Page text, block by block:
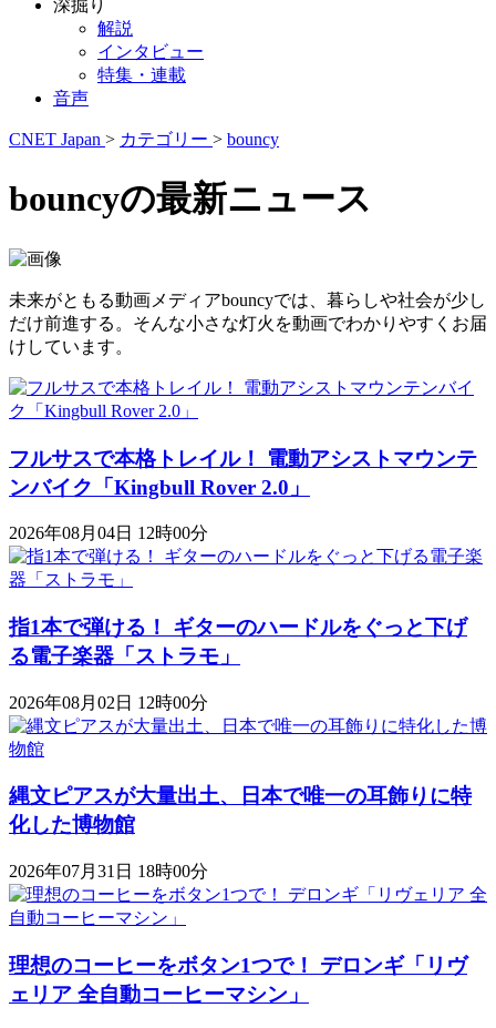
深掘り
解説
インタビュー
特集・連載
音声
CNET Japan > カテゴリー > bouncy
bouncyの最新ニュース
未来がともる動画メディアbouncyでは、暮らしや社会が少し
だけ前進する。そんな小さな灯火を動画でわかりやすくお届
けしています。
フルサスで本格トレイル！ 電動アシストマウンテ
ンバイク「Kingbull Rover 2.0」
2026年08月04日 12時00分
指1本で弾ける！ ギターのハードルをぐっと下げ
る電子楽器「ストラモ」
2026年08月02日 12時00分
縄文ピアスが大量出土、日本で唯一の耳飾りに特
化した博物館
2026年07月31日 18時00分
理想のコーヒーをボタン1つで！ デロンギ「リヴ
ェリア 全自動コーヒーマシン」